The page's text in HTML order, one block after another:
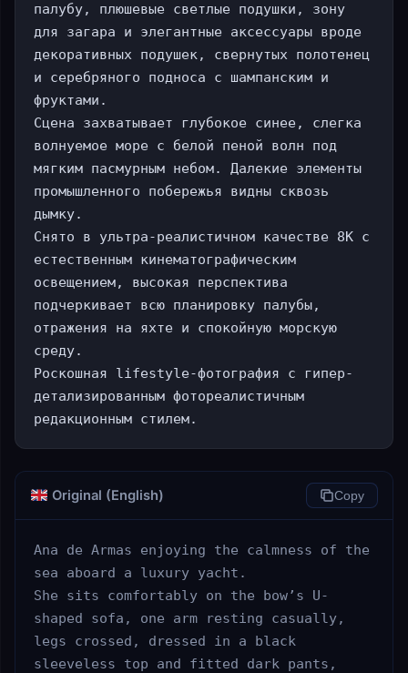
палубу, плюшевые светлые подушки, зону
для загара и элегантные аксессуары вроде
декоративных подушек, свернутых полотенец
и серебряного подноса с шампанским и
фруктами.
Сцена захватывает глубокое синее, слегка
волнуемое море с белой пеной волн под
мягким пасмурным небом. Далекие элементы
промышленного побережья видны сквозь
дымку.
Снято в ультра-реалистичном качестве 8K с
естественным кинематографическим
освещением, высокая перспектива
подчеркивает всю планировку палубы,
отражения на яхте и спокойную морскую
среду.
Роскошная lifestyle-фотография с гипер-
детализированным фотореалистичным
редакционным стилем.
Original (English) Copy
Ana de Armas enjoying the calmness of the
sea aboard a luxury yacht.
She sits comfortably on the bow’s U-
shaped sofa, one arm resting casually,
legs crossed, dressed in a black
sleeveless top and fitted dark pants,